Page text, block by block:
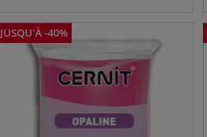
JUSQU'À-40%